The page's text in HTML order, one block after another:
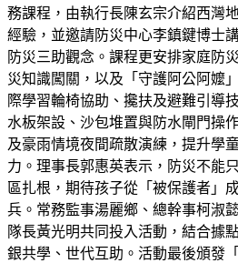
務課程，由執行長陳玄宗介紹西灣
經驗，並邀請防災中心李鎮鍵博士
防災三助觀念。課程更安排家庭防
災知識闖關，以及「守護阿公阿嬤
際學習輪椅協助、攙扶及避難引導
水板架設、沙包堆置與防水閘門操
及豪雨情境夜間疏散演練，提升學
力。理事長郭惠英表示，防災不能
區扎根，期待孩子從「被保護者」
兵。常務監事湯麗鄉、總幹事柯淑
隊長黃光明共同投入活動，結合據
銀共學、世代互助。活動最後頒發